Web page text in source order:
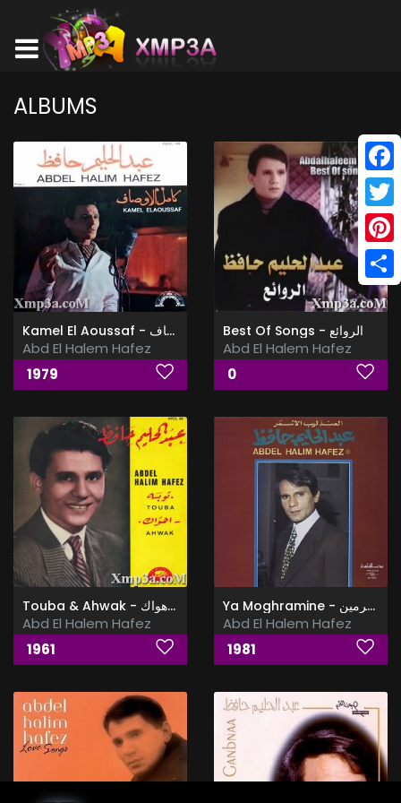
ALBUMS
Kamel El Aoussaf - كامل الاوصاف
Abd El Halem Hafez
1979
Best Of Songs - الروائع
Abd El Halem Hafez
0
Touba & Ahwak - توبه & اهواك
Abd El Halem Hafez
1961
Ya Moghramine - يا مغرمين
Abd El Halem Hafez
1981